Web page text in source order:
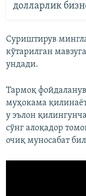
долларлик
Суриштирув
кўтарилган
ундади.
Тармоқ
муҳокама
у эълон
сўнг алоқадор
очиқ муносабат